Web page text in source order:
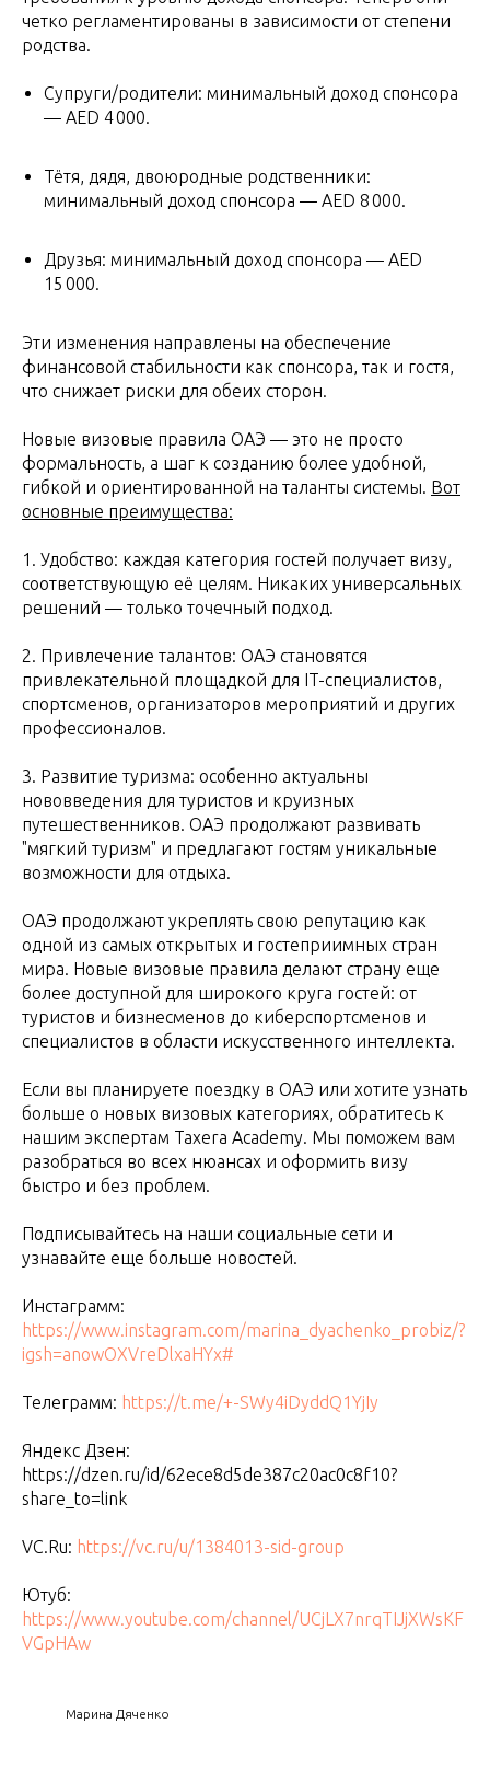
четко регламентированы в зависимости от степени
родства.
Супруги/родители: минимальный доход спонсора
— AED 4 000.
Тётя, дядя, двоюродные родственники:
минимальный доход спонсора — AED 8 000.
Друзья: минимальный доход спонсора — AED
15 000.
Эти изменения направлены на обеспечение
финансовой стабильности как спонсора, так и гостя,
что снижает риски для обеих сторон.
Новые визовые правила ОАЭ — это не просто
формальность, а шаг к созданию более удобной,
гибкой и ориентированной на таланты системы. Вот
основные преимущества:
1. Удобство: каждая категория гостей получает визу,
соответствующую её целям. Никаких универсальных
решений — только точечный подход.
2. Привлечение талантов: ОАЭ становятся
привлекательной площадкой для IT-специалистов,
спортсменов, организаторов мероприятий и других
профессионалов.
3. Развитие туризма: особенно актуальны
нововведения для туристов и круизных
путешественников. ОАЭ продолжают развивать
"мягкий туризм" и предлагают гостям уникальные
возможности для отдыха.
ОАЭ продолжают укреплять свою репутацию как
одной из самых открытых и гостеприимных стран
мира. Новые визовые правила делают страну еще
более доступной для широкого круга гостей: от
туристов и бизнесменов до киберспортсменов и
специалистов в области искусственного интеллекта.
Если вы планируете поездку в ОАЭ или хотите узнать
больше о новых визовых категориях, обратитесь к
нашим экспертам Taxera Academy. Мы поможем вам
разобраться во всех нюансах и оформить визу
быстро и без проблем.
Подписывайтесь на наши социальные сети и
узнавайте еще больше новостей.
Инстаграмм:
https://www.instagram.com/marina_dyachenko_probiz/?
igsh=anowOXVreDlxaHYx#
Телеграмм: https://t.me/+-SWy4iDyddQ1YjIy
Яндекс Дзен:
https://dzen.ru/id/62ece8d5de387c20ac0c8f10?
share_to=link
VC.Ru: https://vc.ru/u/1384013-sid-group
Ютуб:
https://www.youtube.com/channel/UCjLX7nrqTIJjXWsKF
VGpHAw
Марина Дяченко